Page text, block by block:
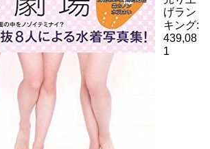
げラン
キング:
439,08
1